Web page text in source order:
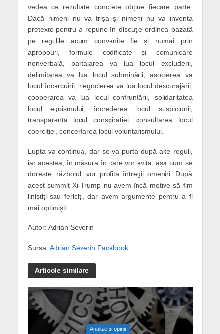
vedea ce rezultate concrete obține fiecare parte.
Dacă nimeni nu va trișa și nimeni nu va inventa
pretexte pentru a repune în discuție ordinea bazată
pe regulile acum convenite fie și numai prin
apropouri, formule codificate și comunicare
nonverbală, partajarea va lua locul excluderii,
delimitarea va lua locul subminării, asocierea va
locul încercuirii, negocierea va lua locul descurajării,
cooperarea va lua locul confruntării, solidaritatea
locul egoismului, încrederea locul suspiciunii,
transparența locul conspirației, consultarea locul
coerciției, concertarea locul voluntarismului.
Lupta va continua, dar se va purta după alte reguli,
iar acestea, în măsura în care vor evita, așa cum se
dorește, războiul, vor profita întregii omeniri. După
acest summit Xi-Trump nu avem încă motive să fim
liniștiți sau fericiți, dar avem argumente pentru a fi
mai optimiști.
Autor: Adrian Severin
Sursa: Adrian Severin Facebook
Articole similare
Analize și opinii